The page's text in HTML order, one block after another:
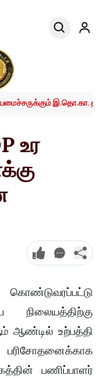
இ.தொ.கா.
உர
கொண்டுவரப்பட்டு
ஆண்டில் உற்பத்தி
பரிசோதனைக்காக
பணிப்பாளர்